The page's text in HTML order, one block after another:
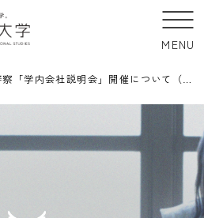
MENU
学内会社説明会」開催について（全学年対象）